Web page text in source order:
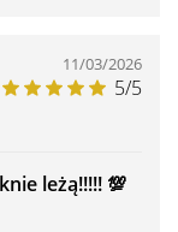
11/03/2026
5/5
leżą!!!!! 💯